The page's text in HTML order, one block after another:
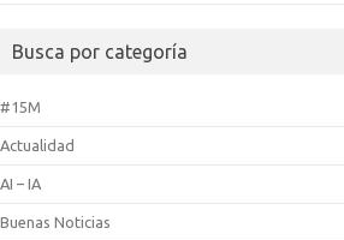
Busca por categoría
#15M
Actualidad
AI – IA
Buenas Noticias